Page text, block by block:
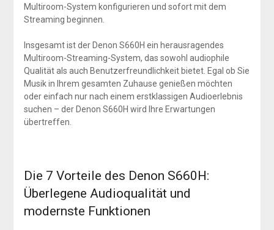
Multiroom-System konfigurieren und sofort mit dem
Streaming beginnen.
Insgesamt ist der Denon S660H ein herausragendes
Multiroom-Streaming-System, das sowohl audiophile
Qualität als auch Benutzerfreundlichkeit bietet. Egal ob Sie
Musik in Ihrem gesamten Zuhause genießen möchten
oder einfach nur nach einem erstklassigen Audioerlebnis
suchen – der Denon S660H wird Ihre Erwartungen
übertreffen.
Die 7 Vorteile des Denon S660H:
Überlegene Audioqualität und
modernste Funktionen